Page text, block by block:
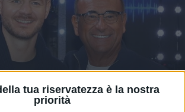
tua riservatezza è la nostra
priorità